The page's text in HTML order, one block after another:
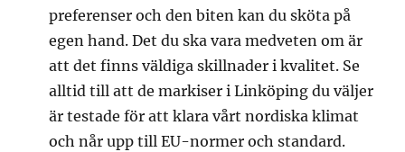
preferenser och den biten kan du sköta på
egen hand. Det du ska vara medveten om är
att det finns väldiga skillnader i kvalitet. Se
alltid till att de markiser i Linköping du väljer
är testade för att klara vårt nordiska klimat
och når upp till EU-normer och standard.